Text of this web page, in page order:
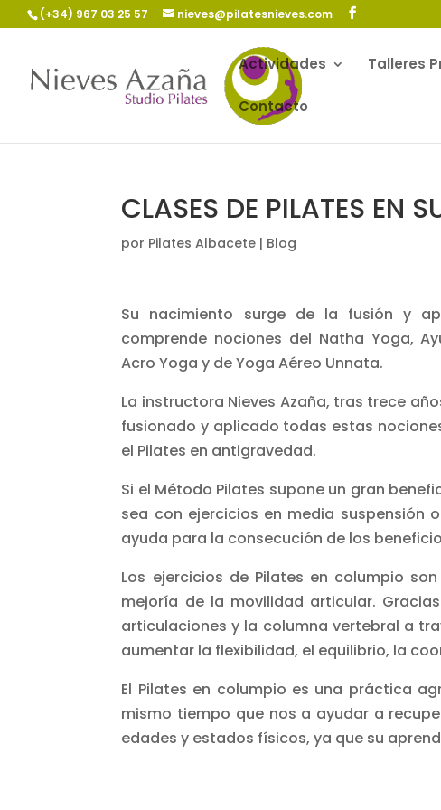
(+34) 967 03 25 57 nieves@pilatesnieves.com
Actividades Talleres
Contacto
CLASES DE PILATES EN
por Pilates Albacete | Blog
Su nacimiento surge de la fusión y
comprende nociones del Natha Yoga,
Acro Yoga y de Yoga Aéreo Unnata.
La instructora Nieves Azaña, tras trece
fusionado y aplicado todas estas
el Pilates en antigravedad.
Si el Método Pilates supone un gran
sea con ejercicios en media suspensión
ayuda para la consecución de los
Los ejercicios de Pilates en columpio
mejoría de la movilidad articular.
articulaciones y la columna vertebral a
aumentar la flexibilidad, el equilibrio, la
El Pilates en columpio es una práctica
mismo tiempo que nos a ayudar a
edades y estados físicos, ya que su